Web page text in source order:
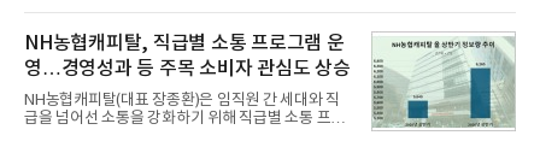
넘
혔다.‘동대문식 닭한마리 칼국수’는 예상을 뛰어넘는
소비자 호응에 힘입어 지난 7월 13일 첫 선을 보인 지
단 18일 만에 누적 판매량 50만 개를 돌파하는 성과를
거두었다.이번 신제품은 개발진이 전국의 닭한마리
전문점을 직접 찾아 다니며 최적의 육수 비율을 완성
했다. 자극적이지 않으면서도 깊은 닭육수에 마늘의
개운한 풍미를 더했으며, 국물이 잘 배어들면서도 쫄
NH농협캐피탈, 직급별 소통 프로그램 운
영…경영성과 등 주목 소비자 관심도 상승
NH농협캐피탈(대표 장종환)은 임직원 간 세대와 직
급을 넘어선 소통을 강화하기 위해 직급별 소통 프로